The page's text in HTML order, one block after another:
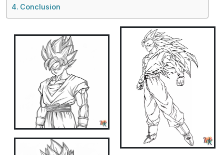
Conclusion